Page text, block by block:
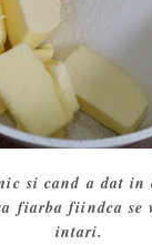
si cand a dat in
fiarba fiindca se
intari.